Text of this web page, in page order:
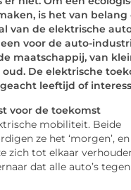
is het van
van de elektrische
voor de auto-
maatschappij, van
De elektrische
leeftijd of
voor de toekomst
mobiliteit. Beide
ze het ‘morgen’,
zich tot elkaar
dat alle auto’s